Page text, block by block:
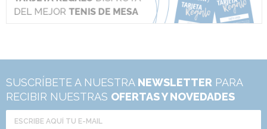
SUSCRÍBETE A NUESTRA NEWSLETTER PARA
RECIBIR NUESTRAS OFERTAS Y NOVEDADES